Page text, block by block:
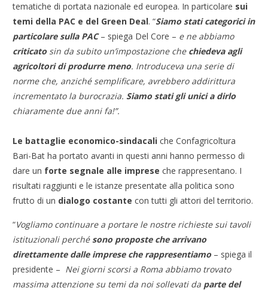
tematiche di portata nazionale ed europea. In particolare sui
temi della PAC e del Green Deal. “Siamo stati categorici in
particolare sulla PAC– spiega Del Core – e ne abbiamo
criticato sin da subito un’impostazione che chiedeva agli
agricoltori di produrre meno. Introduceva una serie di
norme che, anziché semplificare, avrebbero addirittura
incrementato la burocrazia. Siamo stati gli unici a dirlo
chiaramente due anni fa!”.
Le battaglie economico-sindacali che Confagricoltura
Bari-Bat ha portato avanti in questi anni hanno permesso di
dare un forte segnale alle imprese che rappresentano. I
risultati raggiunti e le istanze presentate alla politica sono
frutto di un dialogo costante con tutti gli attori del territorio.
“Vogliamo continuare a portare le nostre richieste sui tavoli
istituzionali perchésono proposte che arrivano
direttamente dalle imprese che rappresentiamo – spiega il
presidente – Nei giorni scorsi a Roma abbiamo trovato
massima attenzione su temi da noi sollevati da parte del